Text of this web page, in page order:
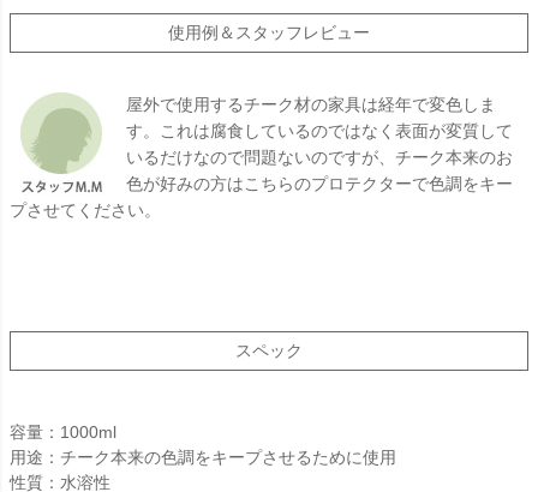
使用例＆スタッフレビュー
屋外で使用するチーク材の家具は経年で変色しま
す。これは腐食しているのではなく表面が変質して
いるだけなので問題ないのですが、チーク本来のお
色が好みの方はこちらのプロテクターで色調をキー
プさせてください。
スペック
容量：1000ml
用途：チーク本来の色調をキープさせるために使用
性質：水溶性